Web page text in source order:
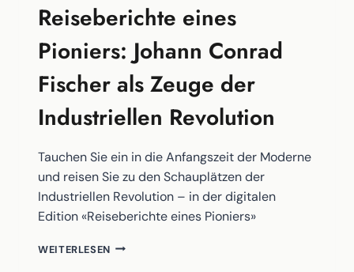
Reiseberichte eines
Pioniers: Johann Conrad
Fischer als Zeuge der
Industriellen Revolution
Tauchen Sie ein in die Anfangszeit der Moderne
und reisen Sie zu den Schauplätzen der
Industriellen Revolution – in der digitalen
Edition «Reiseberichte eines Pioniers»
WEITERLESEN REISEBERICHTE